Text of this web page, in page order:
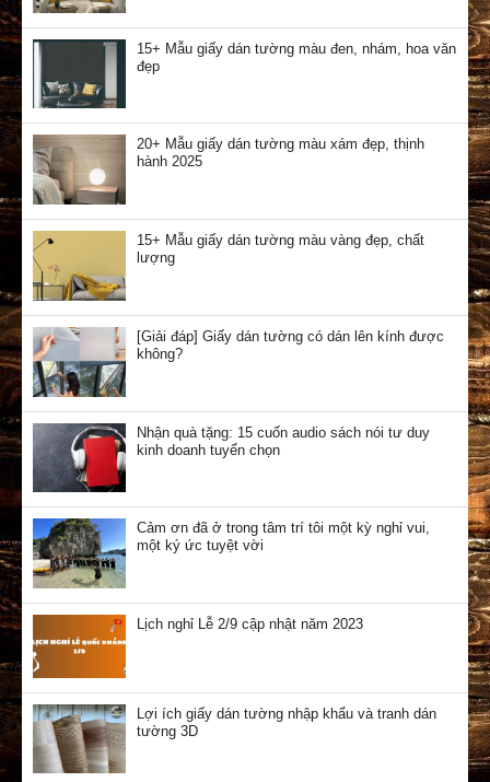
15+ Mẫu giấy dán tường màu đen, nhám, hoa văn
đẹp
20+ Mẫu giấy dán tường màu xám đẹp, thịnh
hành 2025
15+ Mẫu giấy dán tường màu vàng đẹp, chất
lượng
[Giải đáp] Giấy dán tường có dán lên kính được
không?
Nhận quà tặng: 15 cuốn audio sách nói tư duy
kinh doanh tuyển chọn
Cảm ơn đã ở trong tâm trí tôi một kỳ nghỉ vui,
một ký ức tuyệt vời
Lịch nghỉ Lễ 2/9 cập nhật năm 2023
Lợi ích giấy dán tường nhập khẩu và tranh dán
tường 3D